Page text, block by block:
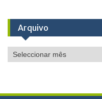
Arquivo
Arquivo